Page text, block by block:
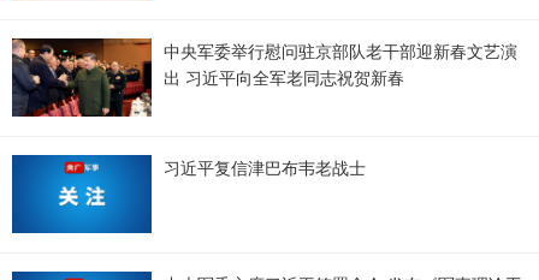
中央军委举行慰问驻京部队老干部迎新春文艺演
出 习近平向全军老同志祝贺新春
习近平复信津巴布韦老战士